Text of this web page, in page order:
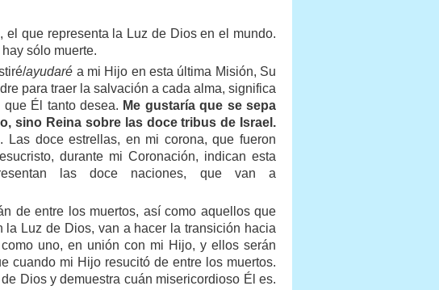
que representa la Luz de Dios en el mundo.
sólo muerte.
ayudaré a mi Hijo en esta última Misión, Su
para traer la salvación a cada alma, significa
Él tanto desea. Me gustaría que se sepa
sino Reina sobre las doce tribus de Israel.
. Las doce estrellas, en mi corona, que fueron
durante mi Coronación, indican esta
las doce naciones, que van a
de entre los muertos, así como aquellos que
Luz de Dios, van a hacer la transición hacia
uno, en unión con mi Hijo, y ellos serán
cuando mi Hijo resucitó de entre los muertos.
Dios y demuestra cuán misericordioso Él es.